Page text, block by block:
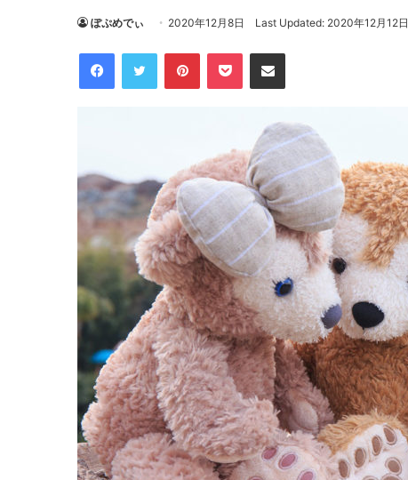
ぽぷめでぃ 2020年12月8日 Last Updated: 2020年12月12日
FacebookTwitter PinterestPocket Share via Email